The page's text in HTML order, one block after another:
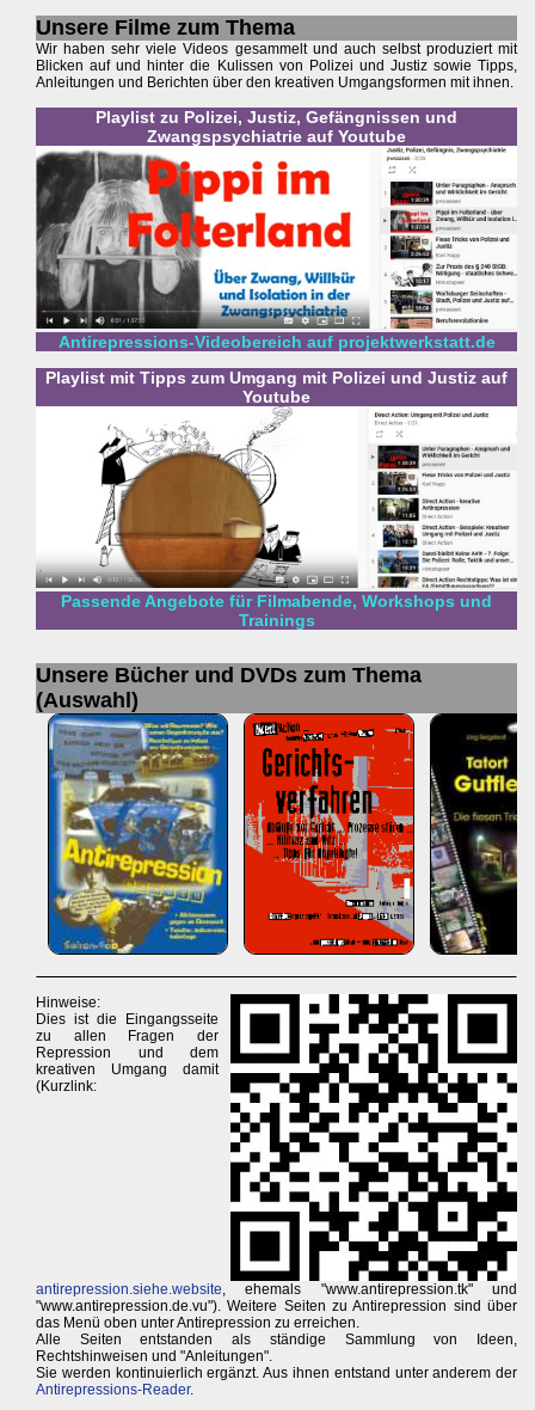
Unsere Filme zum Thema
Wir haben sehr viele Videos gesammelt und auch selbst produziert mit
Blicken auf und hinter die Kulissen von Polizei und Justiz sowie Tipps,
Anleitungen und Berichten über den kreativen Umgangsformen mit ihnen.
Playlist zu Polizei, Justiz, Gefängnissen und
Zwangspsychiatrie auf Youtube
Antirepressions-Videobereich auf projektwerkstatt.de
Playlist mit Tipps zum Umgang mit Polizei und Justiz auf
Youtube
Passende Angebote für Filmabende, Workshops und
Trainings
Unsere Bücher und DVDs zum Thema
(Auswahl)
Hinweise:
Dies ist die Eingangsseite
zu allen Fragen der
Repression und dem
kreativen Umgang damit
(Kurzlink:
antirepression.siehe.website, ehemals "www.antirepression.tk" und
"www.antirepression.de.vu"). Weitere Seiten zu Antirepression sind über
das Menü oben unter Antirepression zu erreichen.
Alle Seiten entstanden als ständige Sammlung von Ideen,
Rechtshinweisen und "Anleitungen".
Sie werden kontinuierlich ergänzt. Aus ihnen entstand unter anderem der
Antirepressions-Reader.